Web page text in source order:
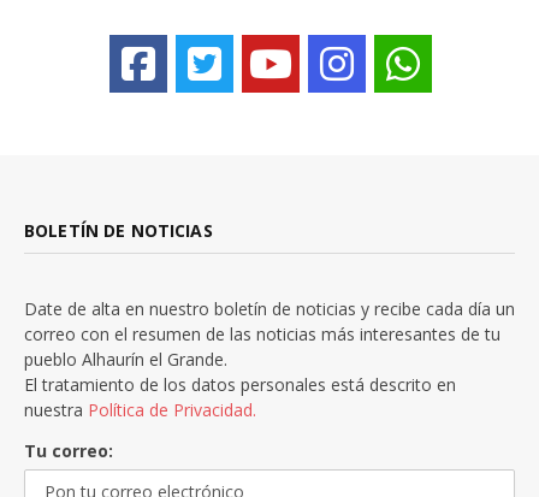
BOLETÍN DE NOTICIAS
Date de alta en nuestro boletín de noticias y recibe cada día un
correo con el resumen de las noticias más interesantes de tu
pueblo Alhaurín el Grande.
El tratamiento de los datos personales está descrito en
nuestra Política de Privacidad.
Tu correo: